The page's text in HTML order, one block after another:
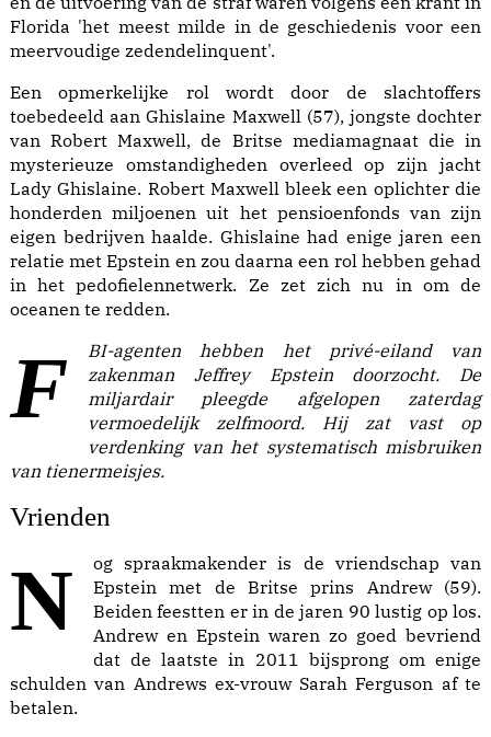
Florida 'het meest milde in de geschiedenis voor een
meervoudige zedendelinquent'.
Een opmerkelijke rol wordt door de slachtoffers
toebedeeld aan Ghislaine Maxwell (57), jongste dochter
van Robert Maxwell, de Britse mediamagnaat die in
mysterieuze omstandigheden overleed op zijn jacht
Lady Ghislaine. Robert Maxwell bleek een oplichter die
honderden miljoenen uit het pensioenfonds van zijn
eigen bedrijven haalde. Ghislaine had enige jaren een
relatie met Epstein en zou daarna een rol hebben gehad
in het pedofielennetwerk. Ze zet zich nu in om de
oceanen te redden.
FBI-agenten hebben het privé-eiland van
zakenman Jeffrey Epstein doorzocht. De
miljardair pleegde afgelopen zaterdag
vermoedelijk zelfmoord. Hij zat vast op
verdenking van het systematisch misbruiken
van tienermeisjes.
Vrienden
Nog spraakmakender is de vriendschap van
Epstein met de Britse prins Andrew (59).
Beiden feestten er in de jaren 90 lustig op los.
Andrew en Epstein waren zo goed bevriend
dat de laatste in 2011 bijsprong om enige
schulden van Andrews ex-vrouw Sarah Ferguson af te
betalen.